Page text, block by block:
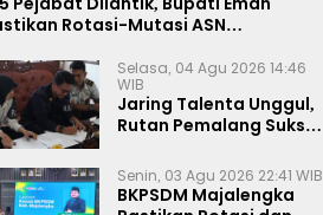
Rotasi-Mutasi ASN
Selasa, 04 Agu 2026 14:46
WIB
Jaring Talenta Unggul,
Rutan Pemalang Sukses
Wawancara Magang
Kemnaker
Senin, 03 Agu 2026 22:41 WIB
BKPSDM Majalengka